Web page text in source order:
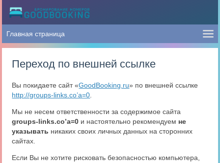
Переход по внешней ссылке
Вы покидаете сайт «GoodBooking.ru» по внешней ссылке
http://groups-links.co’a=0
Мы не несем ответственности за содержимое сайта
groups-links.co’a=0 и настоятельно рекомендуем не
указывать никаких своих личных данных на сторонних
сайтах.
Если Вы не хотите рисковать безопасностью компьютера,